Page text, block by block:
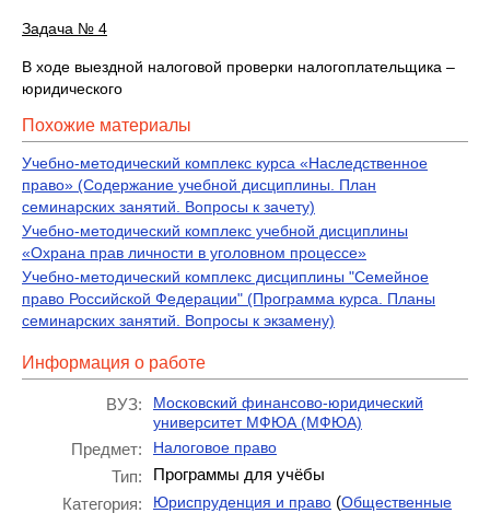
Задача № 4
В ходе выездной налоговой проверки налогоплательщика –
юридического
Похожие материалы
Учебно-методический комплекс курса «Наследственное
право» (Содержание учебной дисциплины. План
семинарских занятий. Вопросы к зачету)
Учебно-методический комплекс учебной дисциплины
«Охрана прав личности в уголовном процессе»
Учебно-методический комплекс дисциплины "Семейное
право Российской Федерации" (Программа курса. Планы
семинарских занятий. Вопросы к экзамену)
Информация о работе
ВУЗ:
Московский финансово-юридический
университет МФЮА (МФЮА)
Предмет: Налоговое право
Тип:
Программы для учёбы
Категория:
Юриспруденция и право (Общественные